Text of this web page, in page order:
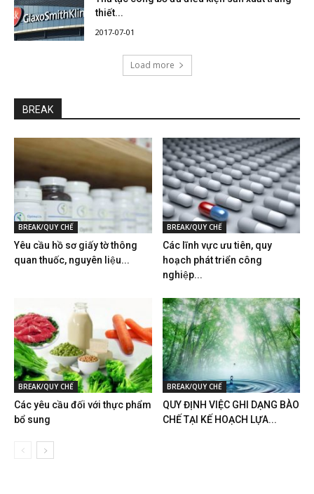
thiết...
2017-07-01
Load more
BREAK
BREAK/QUY CHẾ
Yêu cầu hồ sơ giấy tờ thông
quan thuốc, nguyên liệu...
BREAK/QUY CHẾ
Các lĩnh vực ưu tiên, quy
hoạch phát triển công
nghiệp...
BREAK/QUY CHẾ
Các yêu cầu đối với thực phẩm
bổ sung
BREAK/QUY CHẾ
QUY ĐỊNH VIỆC GHI DẠNG BÀO
CHẾ TẠI KẾ HOẠCH LỰA...